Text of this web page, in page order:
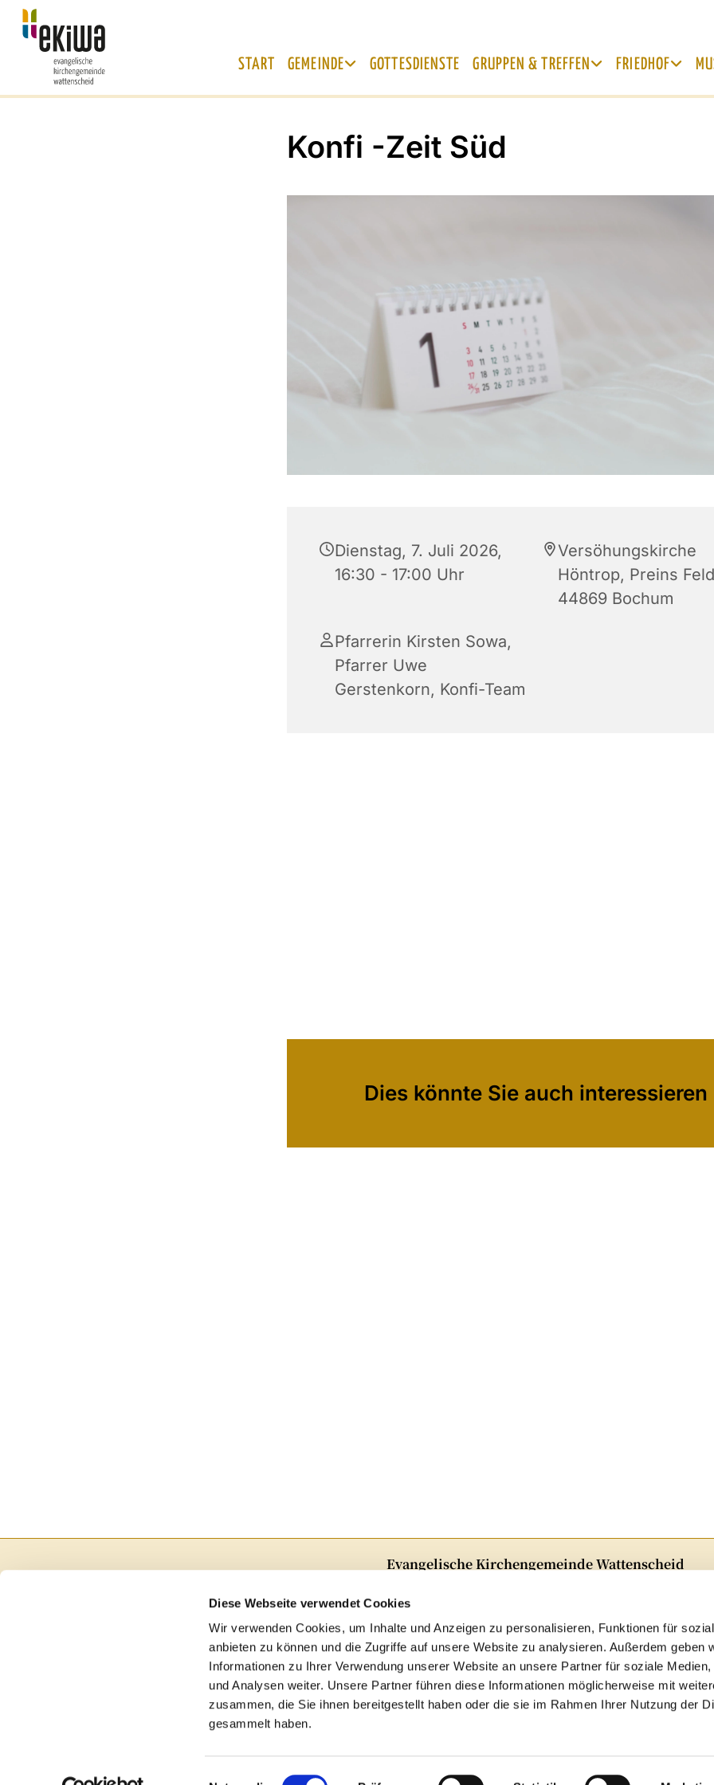
Diese Webseite verwendet Cookies
Wir verwenden Cookies, um Inhalte und Anzeigen zu personalisieren, Funktionen für
anbieten zu können und die Zugriffe auf unsere Website zu analysieren. Außerdem geben
Informationen zu Ihrer Verwendung unserer Website an unsere Partner für soziale Medien,
und Analysen weiter. Unsere Partner führen diese Informationen möglicherweise mit
zusammen, die Sie ihnen bereitgestellt haben oder die sie im Rahmen Ihrer Nutzung der
gesammelt haben.
Einwilligungsauswahl
START GEMEINDE GOTTESDIENSTE GRUPPEN & TREFFEN FRIEDHOF
Konfi -Zeit Süd
Dienstag, 7. Juli 2026,
16:30 - 17:00 Uhr
Versöhungskirche
Höntrop, Preins
44869 Bochum
Pfarrerin Kirsten Sowa,
Pfarrer Uwe
Gerstenkorn, Konfi-Team
Dies könnte Sie auch interessieren
Evangelische Kirchengemeinde Wattenscheid
E-Mail:ge-kg-Wattenscheid@ekvw.de
 Folgen Sie uns auf Instagram!